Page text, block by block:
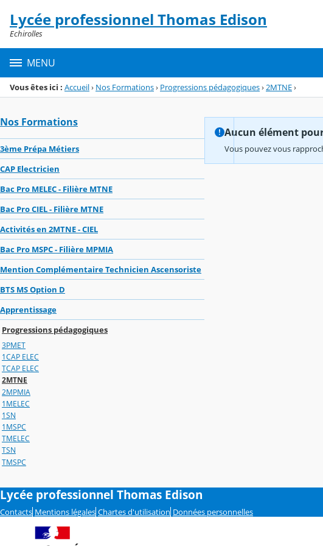
Menu de la rubrique
Contenu
Lycée professionnel Thomas Edison
Echirolles
MENU
Vous êtes ici : Accueil› Nos Formations› Progressions pédagogiques›2MTNE›
Nos Formations
3ème Prépa Métiers
CAP Electricien
Bac Pro MELEC - Filière MTNE
Bac Pro CIEL - Filière MTNE
Activités en 2MTNE - CIEL
Bac Pro MSPC - Filière MPMIA
Mention Complémentaire Technicien Ascensoriste
BTS MS Option D
Apprentissage
Progressions pédagogiques
3PMET
1CAP ELEC
TCAP ELEC
2MTNE
2MPMIA
1MELEC
1SN
1MSPC
TMELEC
TSN
TMSPC
Aucun élément
Vous pouvez vous
Lycée professionnel Thomas Edison
Contacts Mentions légales Chartes d'utilisation Données personnelles